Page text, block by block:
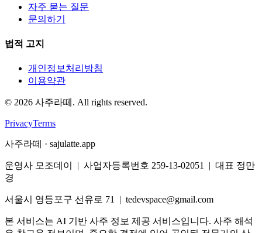
자주 묻는 질문
문의하기
법적 고지
개인정보처리방침
이용약관
© 2026 사주라떼. All rights reserved.
PrivacyTerms
사주라떼 · sajulatte.app
운영사 모조데이 | 사업자등록번호 259-13-02051 | 대표 정만
경
서울시 영등포구 선유로 71 | tedevspace@gmail.com
본 서비스는 AI 기반 사주 정보 제공 서비스입니다. 사주 해석